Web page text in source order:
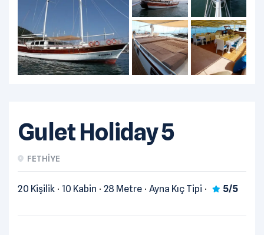
Gulet Holiday 5
FETHIYE
20 Kişilik 10 Kabin 28 Metre Ayna Kıç Tipi 5/5